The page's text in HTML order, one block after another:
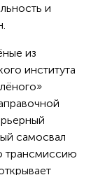
и
из
института
самосвал
трансмиссию